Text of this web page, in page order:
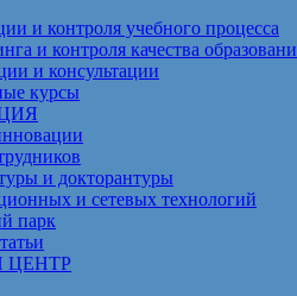
и контроля учебного процесса
и контроля качества
и консультации
курсы
и докторантуры
и сетевых технологий
парк